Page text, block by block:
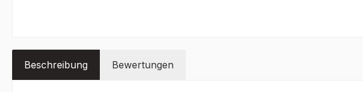
Beschreibung Bewertungen